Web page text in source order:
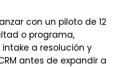
con un piloto de 12
o programa,
a resolución y
antes de expandir a